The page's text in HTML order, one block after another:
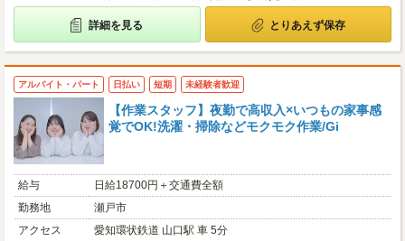
詳細を見る とりあえず保存
アルバイト・パート 日払い 短期 未経験者歓迎
【作業スタッフ】夜勤で高収入×いつもの家事感
覚でOK!洗濯・掃除などモクモク作業/Gi
給与
日給18700円＋交通費全額
勤務地
瀬戸市
アクセス
愛知環状鉄道 山口駅 車 5分